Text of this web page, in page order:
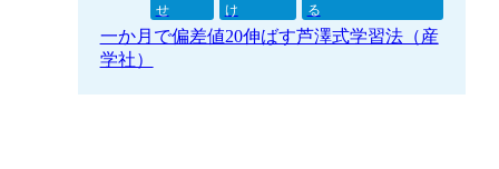
せ
け
る
一か月で偏差値20伸ばす芦澤式学習法（産
学社）